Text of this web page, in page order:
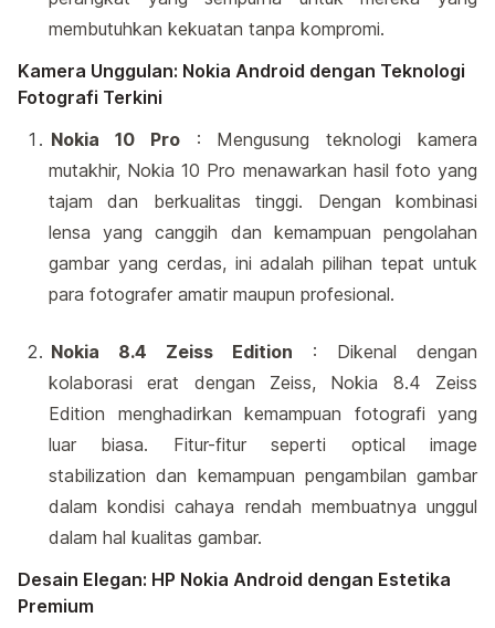
membutuhkan kekuatan tanpa kompromi.
Kamera Unggulan: Nokia Android dengan Teknologi
Fotografi Terkini
Nokia 10 Pro: Mengusung teknologi kamera
mutakhir, Nokia 10 Pro menawarkan hasil foto yang
tajam dan berkualitas tinggi. Dengan kombinasi
lensa yang canggih dan kemampuan pengolahan
gambar yang cerdas, ini adalah pilihan tepat untuk
para fotografer amatir maupun profesional.
Nokia 8.4 Zeiss Edition : Dikenal dengan
kolaborasi erat dengan Zeiss, Nokia 8.4 Zeiss
Edition menghadirkan kemampuan fotografi yang
luar biasa. Fitur-fitur seperti optical image
stabilization dan kemampuan pengambilan gambar
dalam kondisi cahaya rendah membuatnya unggul
dalam hal kualitas gambar.
Desain Elegan: HP Nokia Android dengan Estetika
Premium